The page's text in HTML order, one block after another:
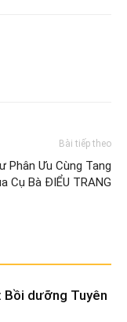
Bài tiếp theo
Phân Ưu Cùng Tang
Cụ Bà ĐIỂU TRANG
Bồi dưỡng Tuyên